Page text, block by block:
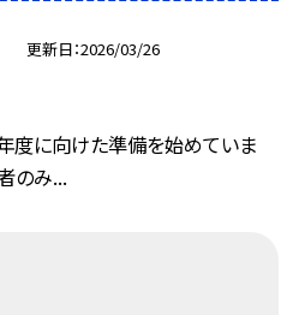
更新日 2026/03/26
度に向けた準備を始めていま
のみ...